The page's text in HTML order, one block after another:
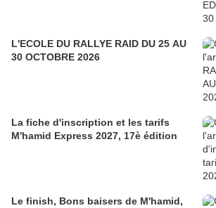
L'ECOLE DU RALLYE RAID DU 25 AU
30 OCTOBRE 2026
La fiche d'inscription et les tarifs
M'hamid Express 2027, 17è édition
Le finish, Bons baisers de M'hamid,